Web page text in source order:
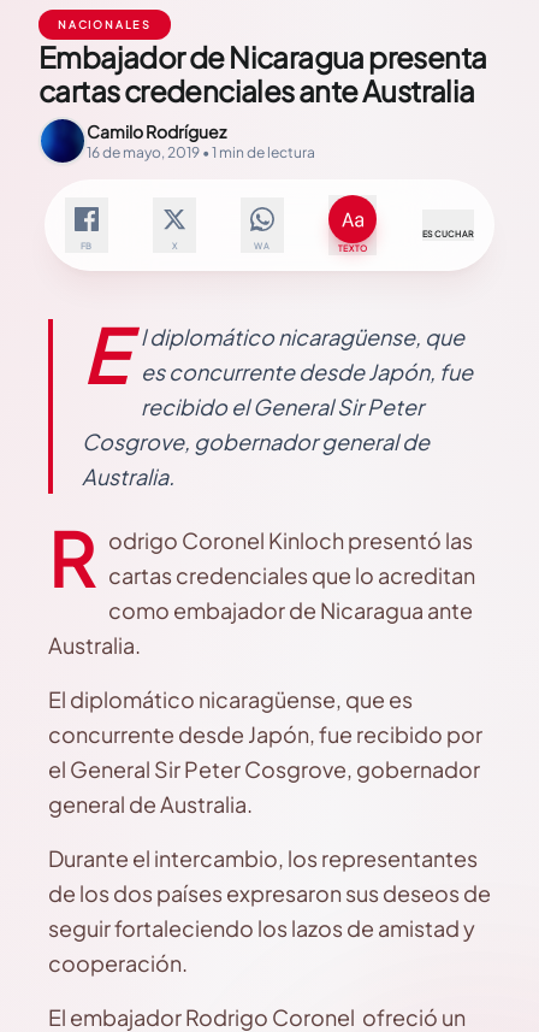
NACIONALES
Embajador de Nicaragua presenta
cartas credenciales ante Australia
Camilo Rodríguez
16 de mayo, 2019 • 1 min de lectura
FB X WA TEXTO
ESCUCHAR
E l diplomático nicaragüense, que
es concurrente desde Japón, fue
recibido el General Sir Peter
Cosgrove, gobernador general de
Australia.
R odrigo Coronel Kinloch presentó las
cartas credenciales que lo acreditan
como embajador de Nicaragua ante
Australia.
El diplomático nicaragüense, que es
concurrente desde Japón, fue recibido por
el General Sir Peter Cosgrove, gobernador
general de Australia.
Durante el intercambio, los representantes
de los dos países expresaron sus deseos de
seguir fortaleciendo los lazos de amistad y
cooperación.
El embajador Rodrigo Coronel ofreció un